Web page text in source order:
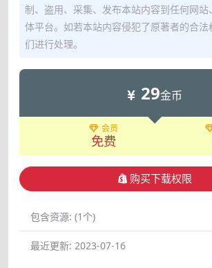
制、盗用、采集、发布本站内容到任何网站
体平台。如若本站内容侵犯了原著者的合
们进行处理。
29金币
会员
免费
购买下载权限
包含资源: (1个)
最近更新: 2023-07-16